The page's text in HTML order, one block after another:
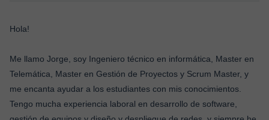
Hola!
Me llamo Jorge, soy Ingeniero técnico en informática, Master en
Telemática, Master en Gestión de Proyectos y Scrum Master, y
me encanta ayudar a los estudiantes con mis conocimientos.
Tengo mucha experiencia laboral en desarrollo de software,